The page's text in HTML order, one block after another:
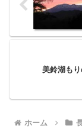
美鈴湖も
ホーム